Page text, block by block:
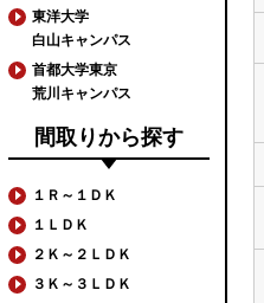
東洋大学
白山キャンパス
首都大学東京
荒川キャンパス
間取りから探す
１Ｒ～１ＤＫ
１ＬＤＫ
２Ｋ～２ＬＤＫ
３Ｋ～３ＬＤＫ